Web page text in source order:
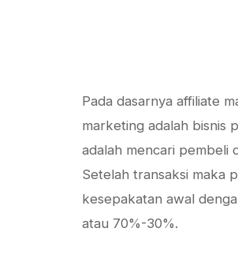
Pada dasarnya affiliate
marketing adalah bisnis
adalah mencari
Setelah transaksi maka
kesepakatan awal
atau 70%-30%.